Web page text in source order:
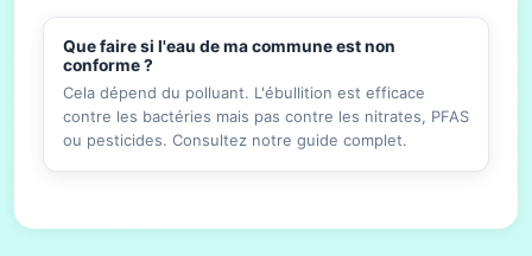
Que faire si l'eau de ma commune est non
conforme ?
Cela dépend du polluant. L'ébullition est efficace
contre les bactéries mais pas contre les nitrates, PFAS
ou pesticides. Consultez notre guide complet.